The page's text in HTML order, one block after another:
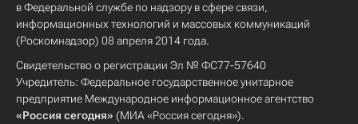
в Федеральной службе по надзору в сфере связи,
информационных технологий и массовых коммуникаций
(Роскомнадзор) 08 апреля 2014 года.
Свидетельство о регистрации Эл № ФС77-57640
Учредитель: Федеральное государственное унитарное
предприятие Международное информационное агентство
«Россия сегодня» (МИА «Россия сегодня»).